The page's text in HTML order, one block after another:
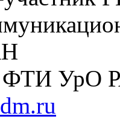
ФТИ УрО